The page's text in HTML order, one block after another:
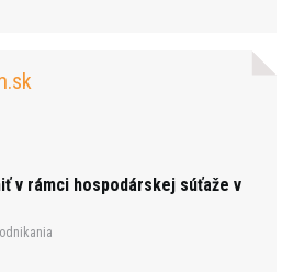
v rámci hospodárskej súťaže v